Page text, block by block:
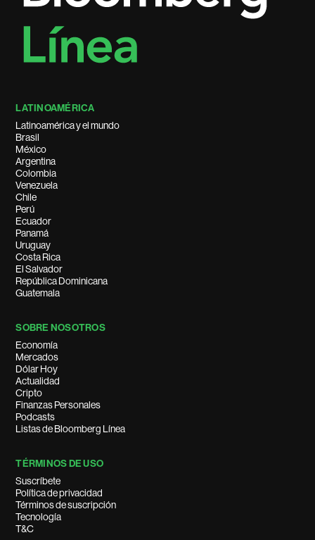
LATINOAMÉRICA
Latinoamérica y el mundo
Brasil
México
Argentina
Colombia
Venezuela
Chile
Perú
Ecuador
Panamá
Uruguay
Costa Rica
El Salvador
República Dominicana
Guatemala
SOBRE NOSOTROS
Economía
Mercados
Dólar Hoy
Actualidad
Cripto
Finanzas Personales
Podcasts
Listas de Bloomberg Línea
TÉRMINOS DE USO
Suscríbete
Política de privacidad
Términos de suscripción
Tecnología
T&C